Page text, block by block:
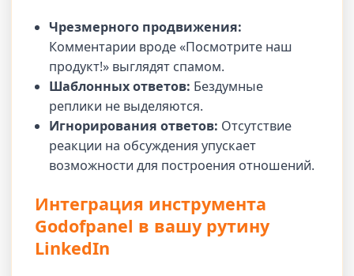
Чрезмерного продвижения:
Комментарии вроде «Посмотрите наш
продукт!» выглядят спамом.
Шаблонных ответов: Бездумные
реплики не выделяются.
Игнорирования ответов: Отсутствие
реакции на обсуждения упускает
возможности для построения отношений.
Интеграция инструмента
Godofpanel в вашу рутину
LinkedIn